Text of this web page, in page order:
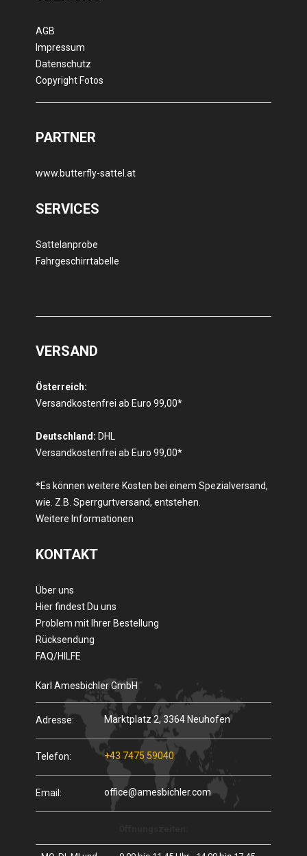
AGB
Impressum
Datenschutz
Copyright Fotos
PARTNER
www.butterfly-sattel.at
SERVICES
Sattelanprobe
Fahrgeschirrtabelle
VERSAND
Österreich:
Versandkostenfrei ab Euro 99,00*
Deutschland: DHL
Versandkostenfrei ab Euro 99,00*
*Es können weitere Kosten bei einem Spezialversand,
wie. Z.B. Sperrgurtversand, entstehen.
Weitere Informationen
KONTAKT
Über uns
Hier findest Du uns
Problem mit Ihrer Bestellung
Rücksendung
FAQ/HILFE
Karl Amesbichler GmbH
Adresse: Marktplatz 2, 3364 Neuhofen
Telefon: +43 7475 59040
Email: office@amesbichler.com